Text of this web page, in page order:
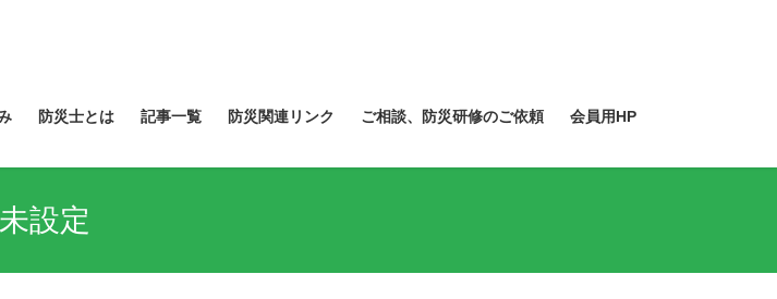
防災士とは 記事一覧 防災関連リンク ご相談、防災研修のご依頼 会員用HP
未設定